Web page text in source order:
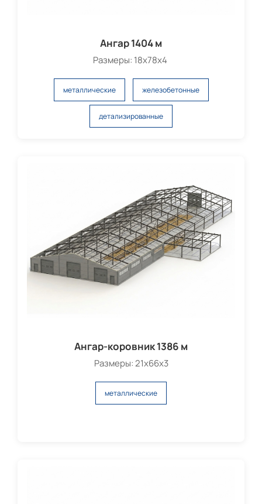
Ангар 1404 м
Размеры: 18х78х4
металлические железобетонные
детализированные
Ангар-коровник 1386 м
Размеры: 21х66х3
металлические